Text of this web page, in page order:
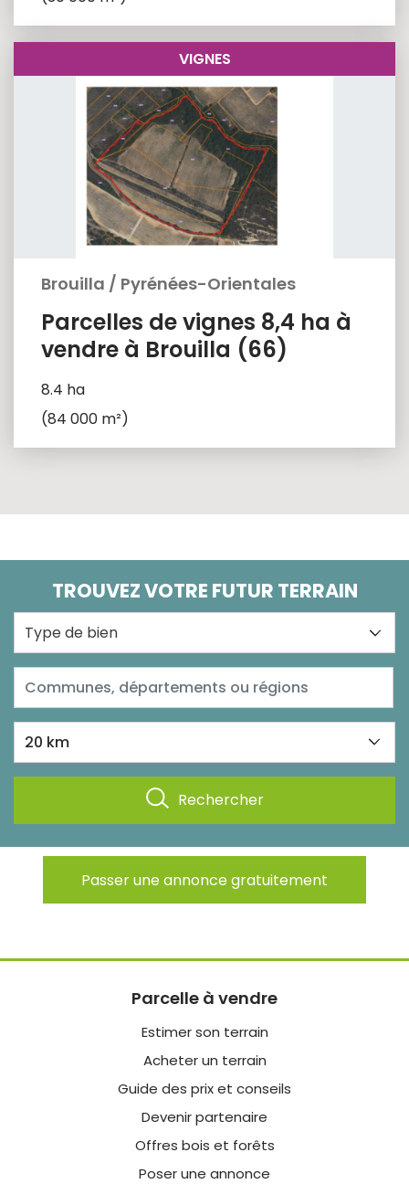
VIGNES
Brouilla / Pyrénées-Orientales
Parcelles de vignes 8,4 ha à
vendre à Brouilla (66)
8.4 ha
(84 000 m²)
TROUVEZ VOTRE FUTUR TERRAIN
Type de bien
Rechercher
Passer une annonce gratuitement
Parcelle à vendre
Estimer son terrain
Acheter un terrain
Guide des prix et conseils
Devenir partenaire
Offres bois et forêts
Poser une annonce